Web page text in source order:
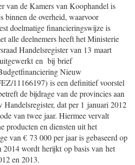
van de Kamers van Koophandel is
binnen de overheid, waarvoor
doelmatige financieringswijze is
alle deelnemers heeft het Ministerie
Handelsregister van 13 maart
en bij brief
Nieuw
11166197) is een definitief voorstel
de bijdrage van de provincies aan
dat per 1 januari 2012
van twee jaar. Hiermee vervalt
producten en diensten uit het
van € 73 000 per jaar is gebaseerd op
wordt herijkt op basis van het
en 2013.